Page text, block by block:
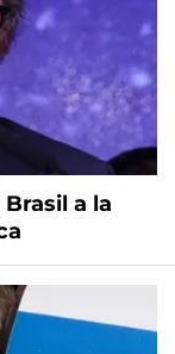
a la